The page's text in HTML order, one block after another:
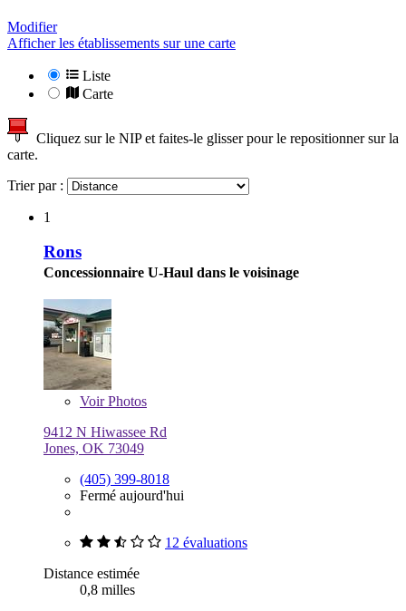
Modifier
Afficher les établissements sur une carte
Liste
Carte
Cliquez sur le NIP et faites-le glisser pour le repositionner sur la
carte.
Trier par :
1
Rons
Concessionnaire U-Haul dans le voisinage
VoirPhotos
9412 N Hiwassee Rd
Jones, OK 73049
(405) 399-8018
Fermé aujourd'hui
12 évaluations
Distance estimée
0,8 milles